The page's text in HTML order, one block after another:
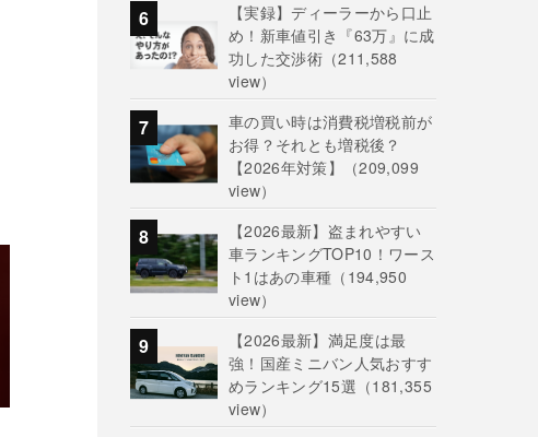
【実録】ディーラーから口止
め！新車値引き『63万』に成
功した交渉術（211,588
view）
車の買い時は消費税増税前が
お得？それとも増税後？
【2026年対策】
（209,099
view）
【2026最新】盗まれやすい
車ランキングTOP10！ワース
ト1はあの車種 （194,950
view）
【2026最新】満足度は最
強！国産ミニバン人気おすす
めランキング15選 （181,355
view）